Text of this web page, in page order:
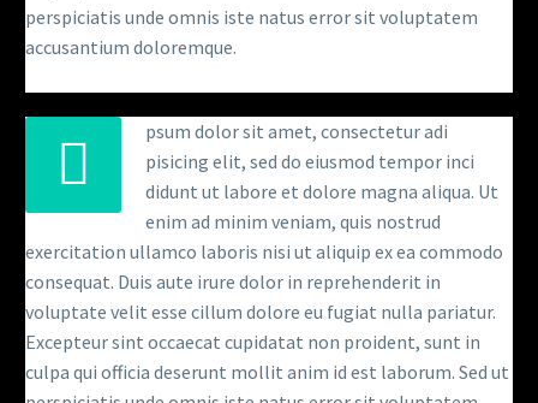
perspiciatis unde omnis iste natus error sit voluptatem
accusantium doloremque.
psum dolor sit amet, consectetur adi
pisicing elit, sed do eiusmod tempor inci
didunt ut labore et dolore magna aliqua. Ut
enim ad minim veniam, quis nostrud
exercitation ullamco laboris nisi ut aliquip ex ea commodo
consequat. Duis aute irure dolor in reprehenderit in
voluptate velit esse cillum dolore eu fugiat nulla pariatur.
Excepteur sint occaecat cupidatat non proident, sunt in
culpa qui officia deserunt mollit anim id est laborum. Sed ut